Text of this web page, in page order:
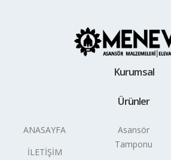
Kurumsal
Ürünler
ANASAYFA
İLETİŞİM
Asansör
Tamponu